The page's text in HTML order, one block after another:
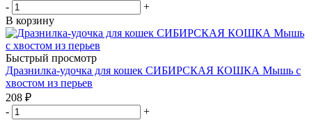
-
+
В корзину
Быстрый просмотр
Дразнилка-удочка для кошек СИБИРСКАЯ КОШКА Мышь с
хвостом из перьев
208 ₽
-
+